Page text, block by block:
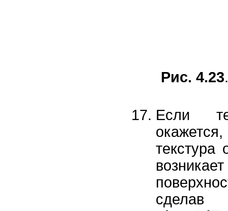
Рис. 4.23
Если
текстура